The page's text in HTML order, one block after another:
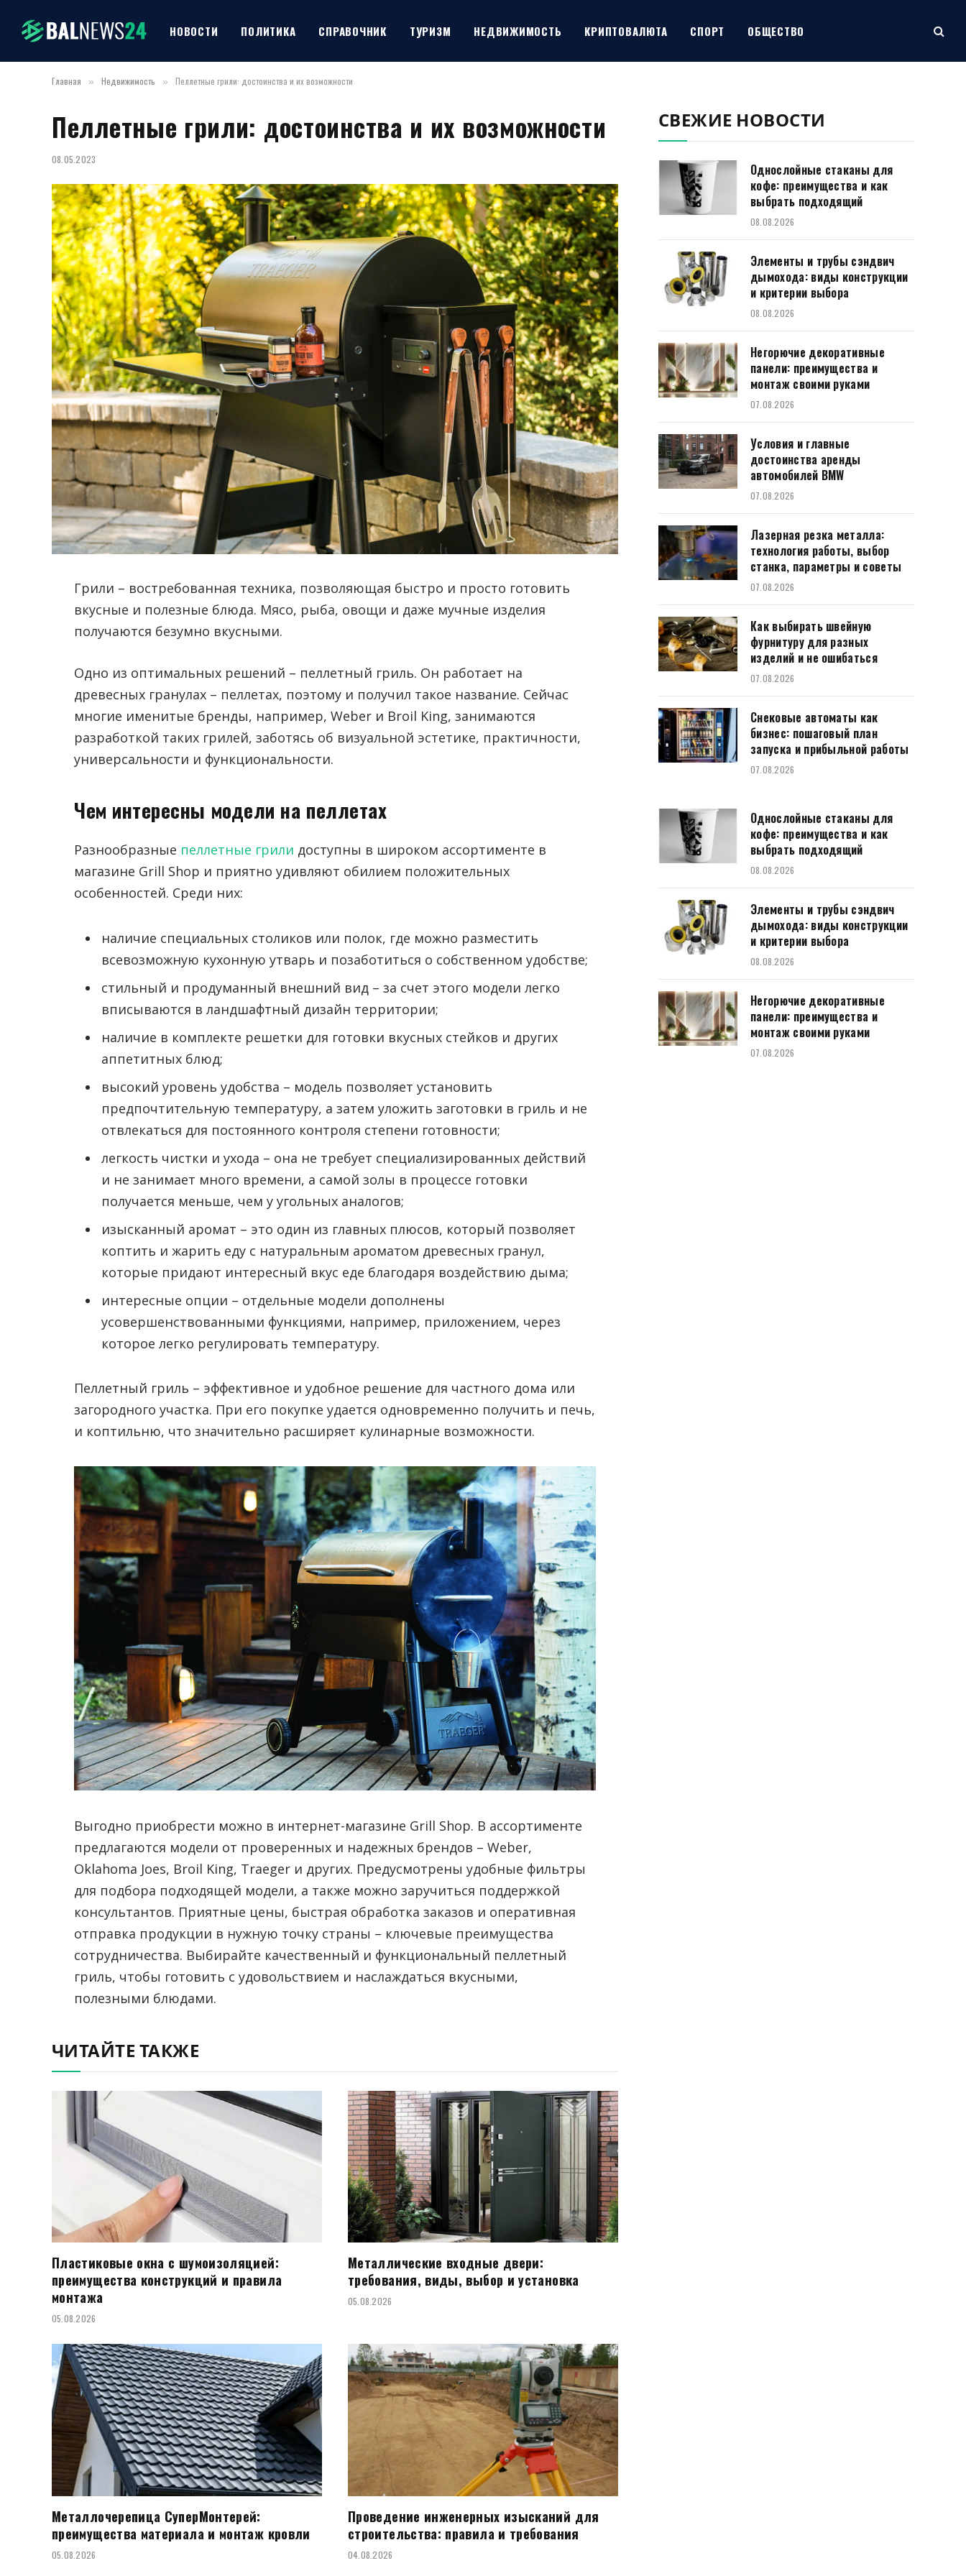
НОВОСТИ ПОЛИТИКА СПРАВОЧНИК ТУРИЗМ НЕДВИЖИМОСТЬ КРИПТОВАЛЮТА СПОРТ ОБЩЕСТВО
Главная » Недвижимость » Пеллетные грили: достоинства и их возможности
Пеллетные грили: достоинства и их возможности
08.05.2023
Грили – востребованная техника, позволяющая быстро и просто готовить
вкусные и полезные блюда. Мясо, рыба, овощи и даже мучные изделия
получаются безумно вкусными.
Одно из оптимальных решений – пеллетный гриль. Он работает на
древесных гранулах – пеллетах, поэтому и получил такое название. Сейчас
многие именитые бренды, например, Weber и Broil King, занимаются
разработкой таких грилей, заботясь об визуальной эстетике, практичности,
универсальности и функциональности.
Чем интересны модели на пеллетах
Разнообразные пеллетные грили доступны в широком ассортименте в
магазине Grill Shop и приятно удивляют обилием положительных
особенностей. Среди них:
наличие специальных столиков или полок, где можно разместить
всевозможную кухонную утварь и позаботиться о собственном удобстве;
стильный и продуманный внешний вид – за счет этого модели легко
вписываются в ландшафтный дизайн территории;
наличие в комплекте решетки для готовки вкусных стейков и других
аппетитных блюд;
высокий уровень удобства – модель позволяет установить
предпочтительную температуру, а затем уложить заготовки в гриль и не
отвлекаться для постоянного контроля степени готовности;
легкость чистки и ухода – она не требует специализированных действий
и не занимает много времени, а самой золы в процессе готовки
получается меньше, чем у угольных аналогов;
изысканный аромат – это один из главных плюсов, который позволяет
коптить и жарить еду с натуральным ароматом древесных гранул,
которые придают интересный вкус еде благодаря воздействию дыма;
интересные опции – отдельные модели дополнены
усовершенствованными функциями, например, приложением, через
которое легко регулировать температуру.
Пеллетный гриль – эффективное и удобное решение для частного дома или
загородного участка. При его покупке удается одновременно получить и печь,
и коптильню, что значительно расширяет кулинарные возможности.
Выгодно приобрести можно в интернет-магазине Grill Shop. В ассортименте
предлагаются модели от проверенных и надежных брендов – Weber,
Oklahoma Joes, Broil King, Traeger и других. Предусмотрены удобные фильтры
для подбора подходящей модели, а также можно заручиться поддержкой
консультантов. Приятные цены, быстрая обработка заказов и оперативная
отправка продукции в нужную точку страны – ключевые преимущества
сотрудничества. Выбирайте качественный и функциональный пеллетный
гриль, чтобы готовить с удовольствием и наслаждаться вкусными,
полезными блюдами.
ЧИТАЙТЕ ТАКЖЕ
Пластиковые окна с шумоизоляцией:
преимущества конструкций и правила
монтажа
05.08.2026
Металлические входные двери:
требования, виды, выбор и установка
05.08.2026
Металлочерепица СуперМонтерей:
преимущества материала и монтаж кровли
05.08.2026
Проведение инженерных изысканий для
строительства: правила и требования
04.08.2026
СВЕЖИЕ НОВОСТИ
Однослойные стаканы для
кофе: преимущества и как
выбрать подходящий
08.08.2026
Элементы и трубы сэндвич
дымохода: виды конструкции
и критерии выбора
08.08.2026
Негорючие декоративные
панели: преимущества и
монтаж своими руками
07.08.2026
Условия и главные
достоинства аренды
автомобилей BMW
07.08.2026
Лазерная резка металла:
технология работы, выбор
станка, параметры и советы
07.08.2026
Как выбирать швейную
фурнитуру для разных
изделий и не ошибаться
07.08.2026
Снековые автоматы как
бизнес: пошаговый план
запуска и прибыльной работы
07.08.2026
Однослойные стаканы для
кофе: преимущества и как
выбрать подходящий
08.08.2026
Элементы и трубы сэндвич
дымохода: виды конструкции
и критерии выбора
08.08.2026
Негорючие декоративные
панели: преимущества и
монтаж своими руками
07.08.2026